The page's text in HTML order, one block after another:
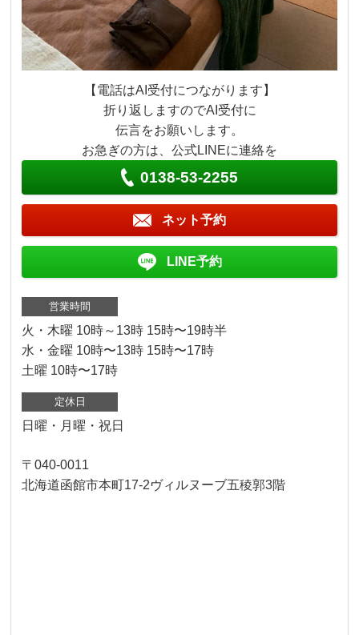
【電話はAI受付につながります】
折り返しますのでAI受付に
伝言をお願いします。
お急ぎの方は、公式LINEに連絡を
0138-53-2255
ネット予約
LINE予約
営業時間
火・木曜 10時～13時 15時〜19時半
水・金曜 10時〜13時 15時〜17時
土曜 10時〜17時
定休日
日曜・月曜・祝日
〒040-0011
北海道函館市本町17-2ヴィルヌーブ五稜郭3階